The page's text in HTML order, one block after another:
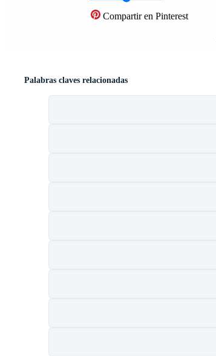
Compartir en Pinterest
Palabras claves relacionadas